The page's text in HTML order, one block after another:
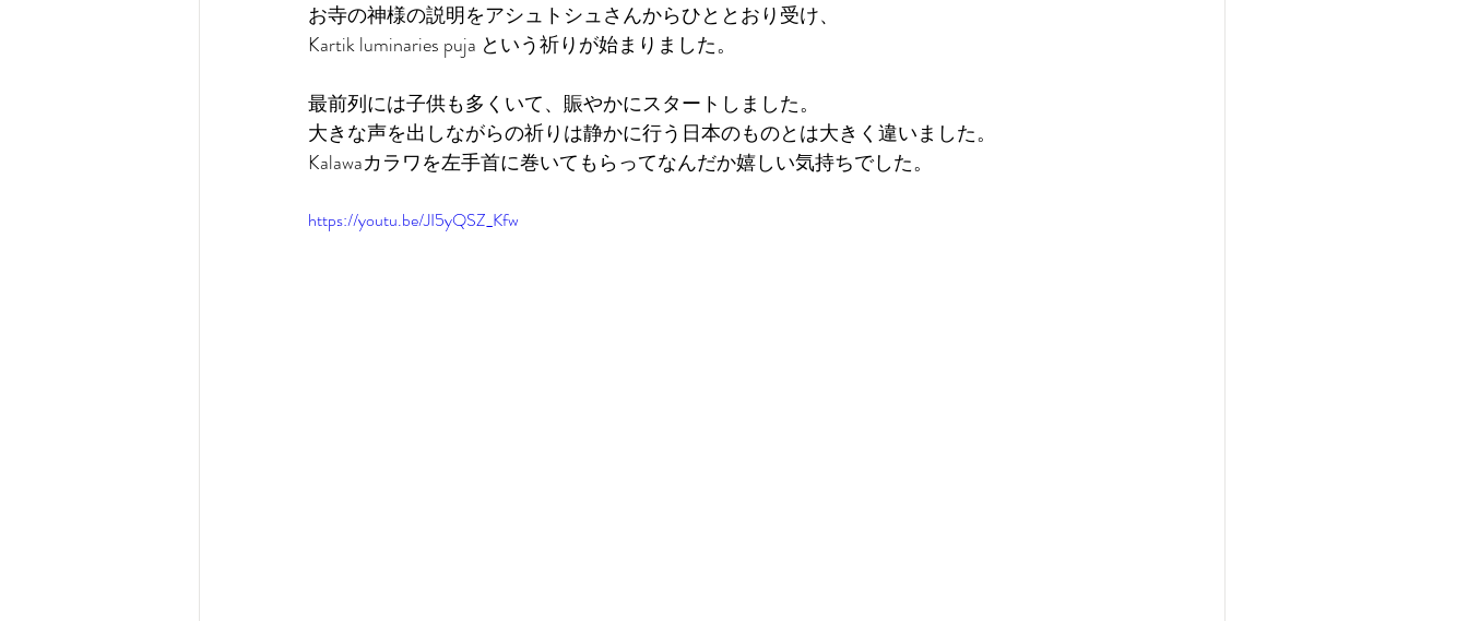
お寺の神様の説明をアシュトシュさんからひととおり受け、
Kartik luminaries puja という祈りが始まりました。
最前列には子供も多くいて、賑やかにスタートしました。
大きな声を出しながらの祈りは静かに行う日本のものとは大きく違いました。
Kalawaカラワを左手首に巻いてもらってなんだか嬉しい気持ちでした。
https://youtu.be/JI5yQSZ_Kfw